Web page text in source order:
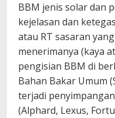
BBM jenis solar dan
kejelasan dan
atau RT sasaran
menerimanya (kaya
pengisian BBM di
Bahan Bakar Umum
terjadi
(Alphard, Lexus,